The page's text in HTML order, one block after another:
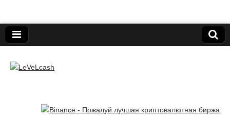
LeVeLcash